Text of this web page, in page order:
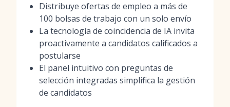
Distribuye ofertas de empleo a más de
100 bolsas de trabajo con un solo envío
La tecnología de coincidencia de IA invita
proactivamente a candidatos calificados a
postularse
El panel intuitivo con preguntas de
selección integradas simplifica la gestión
de candidatos